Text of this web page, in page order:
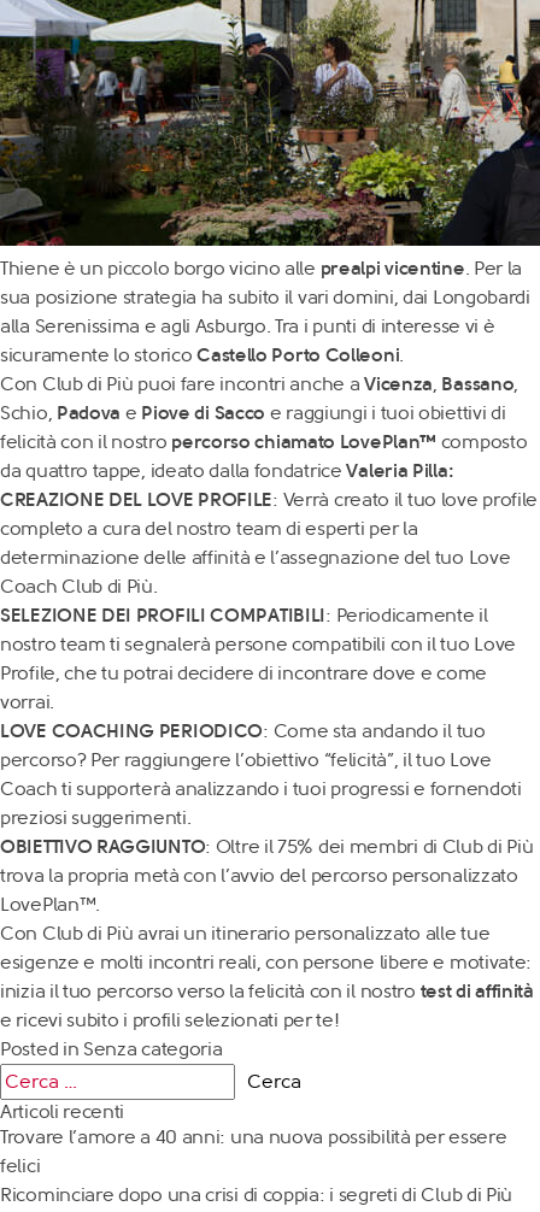
Thiene è un piccolo borgo vicino alle prealpi vicentine. Per la
sua posizione strategia ha subito il vari domini, dai Longobardi
alla Serenissima e agli Asburgo. Tra i punti di interesse vi è
sicuramente lo storicoCastello Porto Colleoni.
Con Club di Più puoi fare incontri anche aVicenza, Bassano,
Schio, Padova e Piove di Sacco e raggiungi i tuoi obiettivi di
felicità con il nostro percorso chiamato LovePlan™ composto
da quattro tappe, ideato dalla fondatriceValeria Pilla:
CREAZIONE DEL LOVE PROFILE: Verrà creato il tuo love profile
completo a cura del nostro team di esperti per la
determinazione delle affinità e l’assegnazione del tuo Love
Coach Club di Più.
SELEZIONE DEI PROFILI COMPATIBILI: Periodicamente il
nostro team ti segnalerà persone compatibili con il tuo Love
Profile, che tu potrai decidere di incontrare dove e come
vorrai.
LOVE COACHING PERIODICO: Come sta andando il tuo
percorso? Per raggiungere l’obiettivo “felicità”, il tuo Love
Coach ti supporterà analizzando i tuoi progressi e fornendoti
preziosi suggerimenti.
OBIETTIVO RAGGIUNTO: Oltre il 75% dei membri di Club di Più
trova la propria metà con l’avvio del percorso personalizzato
LovePlan™.
Con Club di Più avrai un itinerario personalizzato alle tue
esigenze e molti incontri reali, con persone libere e motivate:
inizia il tuo percorso verso la felicità con il nostro test di affinità
e ricevi subito i profili selezionati per te!
Posted in Senza categoria
Articoli recenti
Trovare l’amore a 40 anni: una nuova possibilità per essere
felici
Ricominciare dopo una crisi di coppia: i segreti di Club di Più